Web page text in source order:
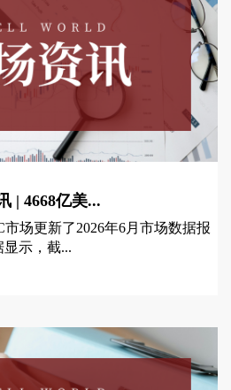
| 4668亿美...
市场更新了2026年6月市场数据报
显示，截...